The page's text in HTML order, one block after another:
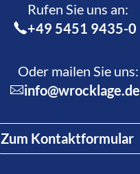
Rufen Sie uns an:­
+49 5451 9435-0
Oder mailen Sie uns:
info@wrocklage.de
Zum Kontaktformular